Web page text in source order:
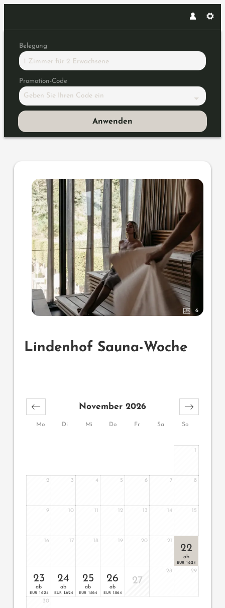
Belegung
1 Zimmer für 2 Erwachsene
Promotion-Code
Geben Sie Ihren Code ein
Anwenden
Angebotsdetails für Lindenhof
6
Lindenhof Sauna-Woche
Mo Di Mi Do Fr Sa So
November 2026
2 3 4 5 6 7 8
9 10 12 13 14 15
16 17 18 19 20 21
22
ab
EUR 1.624
23
ab
EUR 1.624
24
ab
EUR 1.624
25
ab
EUR 1.864
26
ab
EUR 1.864
27
28 29
30